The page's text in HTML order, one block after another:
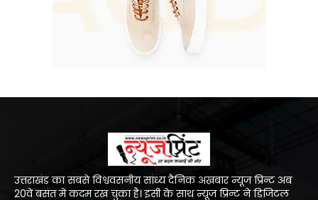
उत्तराखंड का सबसे विश्ववसनीय सांध्य दैनिक अख़बार न्यूज प्रिन्ट अब
20वें बसंत में कदम रख चुका है। इसी के साथ न्यूज प्रिन्ट ने डिजिटल